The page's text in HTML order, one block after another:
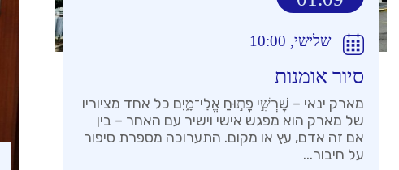
שלישי, 10:00
סיור אומנות
מארק ינאי – שׇׁרְשִׁ֣י פָת֣וּחַ אֱלֵי־מָ֑יִם כל אחד מציוריו
של מארק הוא מפגש אישי וישיר עם האחר – בין
אם זה אדם, עץ או מקום. התערוכה מספרת סיפור
על חיבור...